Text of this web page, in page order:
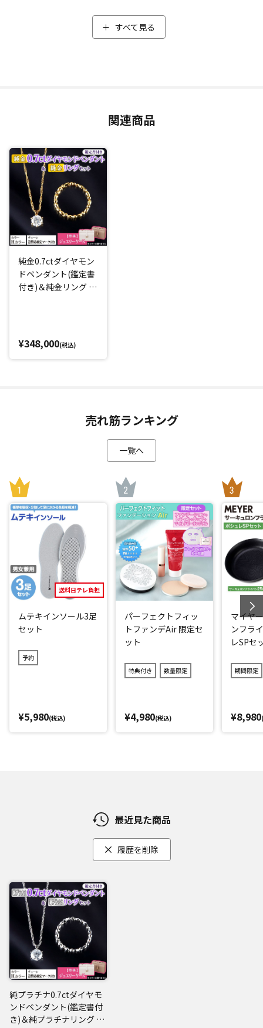
クラリティはIクラスで一番上のI-1以上、カットはFair以上の
ダイヤモンドを使用しました。
今回は「オール純プラチナ」にこだわり、チェーンや台座す
べて純プラチナで仕上げています。
ペンダントヘッドをV字にすることでボリューム感を演出。さ
らに、胸元でダイヤモンドが転がりにくくなり、ダイヤモン
ドが常に正面を向くように工夫されています。
チェーンにはスクリューチェーンを採用。動くたびにキラキ
ラとした輝きを放ちます。
ヘッド部分は取り外しが可能なので、チェーンだけのオシャ
レもお楽しみいただけます。
チェーンには品位を証明する造幣局の刻印入りです。
純プラチナのジュエリーのオシャレをもっと楽しんでいただ
くために、同じく純プラチナを使ったカットボールリングを
演出！大人の上品さを演出してくれます。
カットボールは、面を広くとることで光を取り込み、輝きが
キレイな仕上がりになっています。
リングサイズはフリーサイズ(8～20号)で、お好みで好きな指
ミニバッグタイプで持ち運びにも便利な「ジュエリーケー
ス」をお付けしてお届けします。
※ジュエリーケースのカラーはお選びいただけません。
すべて見る
閉じる
関連商品
純金0.7ctダイヤモン
ドペンダント(鑑定書
付き)＆純金リング セ
¥348,000(税込)
売れ筋ランキング
一覧へ
送料日テレ負担
ムテキインソール3足
セット
予約
¥5,980(税込)
パーフェクトフィッ
トファンデAir 限定セ
ット
特典付き 数量限定
¥4,980(税込)
マイヤ
ンフラ
レSPセ
期間限定
¥8,980
最近見た商品
履歴を削除
純プラチナ0.7ctダイヤモ
ンドペンダント(鑑定書付
き)＆純プラチナリング セ